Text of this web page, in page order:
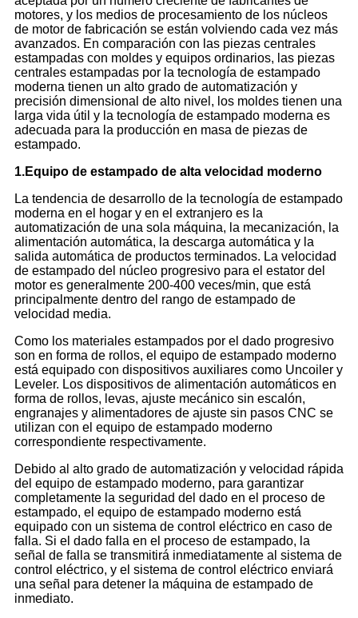
motores, y los medios de procesamiento de los núcleos
de motor de fabricación se están volviendo cada vez más
avanzados. En comparación con las piezas centrales
estampadas con moldes y equipos ordinarios, las piezas
centrales estampadas por la tecnología de estampado
moderna tienen un alto grado de automatización y
precisión dimensional de alto nivel, los moldes tienen una
larga vida útil y la tecnología de estampado moderna es
adecuada para la producción en masa de piezas de
estampado.
1.Equipo de estampado de alta velocidad moderno
La tendencia de desarrollo de la tecnología de estampado
moderna en el hogar y en el extranjero es la
automatización de una sola máquina, la mecanización, la
alimentación automática, la descarga automática y la
salida automática de productos terminados. La velocidad
de estampado del núcleo progresivo para el estator del
motor es generalmente 200-400 veces/min, que está
principalmente dentro del rango de estampado de
velocidad media.
Como los materiales estampados por el dado progresivo
son en forma de rollos, el equipo de estampado moderno
está equipado con dispositivos auxiliares como Uncoiler y
Leveler. Los dispositivos de alimentación automáticos en
forma de rollos, levas, ajuste mecánico sin escalón,
engranajes y alimentadores de ajuste sin pasos CNC se
utilizan con el equipo de estampado moderno
correspondiente respectivamente.
Debido al alto grado de automatización y velocidad rápida
del equipo de estampado moderno, para garantizar
completamente la seguridad del dado en el proceso de
estampado, el equipo de estampado moderno está
equipado con un sistema de control eléctrico en caso de
falla. Si el dado falla en el proceso de estampado, la
señal de falla se transmitirá inmediatamente al sistema de
control eléctrico, y el sistema de control eléctrico enviará
una señal para detener la máquina de estampado de
inmediato.